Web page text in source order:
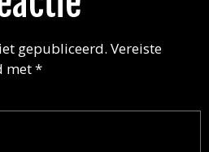
gepubliceerd. Vereiste
met*